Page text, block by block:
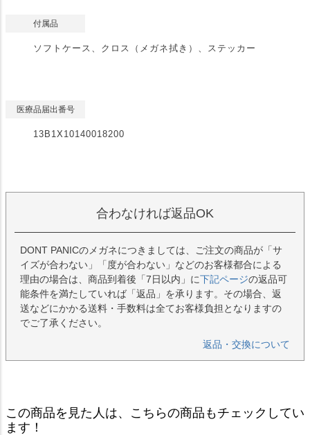
付属品
ソフトケース、クロス（メガネ拭き）、ステッカー
医療品届出番号
13B1X10140018200
合わなければ返品OK
DONT PANICのメガネにつきましては、ご注文の商品が「サ
イズが合わない」「度が合わない」などのお客様都合による
理由の場合は、商品到着後「7日以内」に下記ページの返品可
能条件を満たしていれば「返品」を承ります。その場合、返
送などにかかる送料・手数料は全てお客様負担となりますの
でご了承ください。
返品・交換について
この商品を見た人は、こちらの商品もチェックしてい
ます！